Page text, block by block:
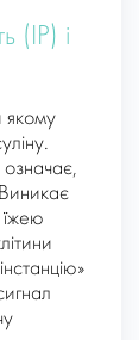
(ІР) і
якому
їжею